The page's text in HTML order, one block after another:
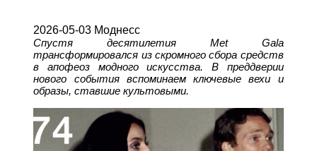
2026-05-03 Моднесс
Спустя десятилетия Met Gala
трансформировался из скромного сбора средств
в апофеоз модного искусства. В преддверии
нового события вспоминаем ключевые вехи и
образы, ставшие культовыми.